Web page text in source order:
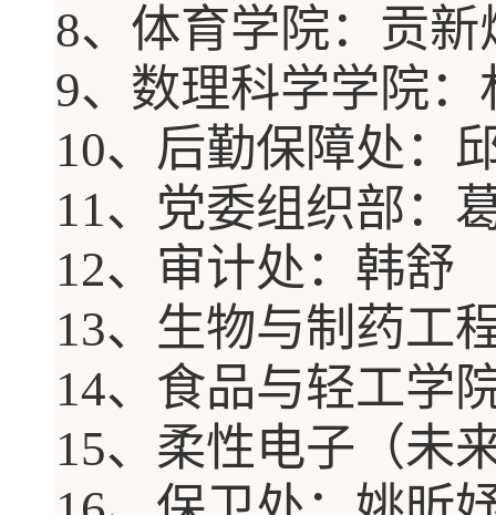
8、体育学院： 贡新
9、数理科学学院：
10、后勤保障处：
11、党委组织部 ：
12、审计处： 韩舒
13、生物与制药工
14、食品与轻工学
15、柔性电子（未